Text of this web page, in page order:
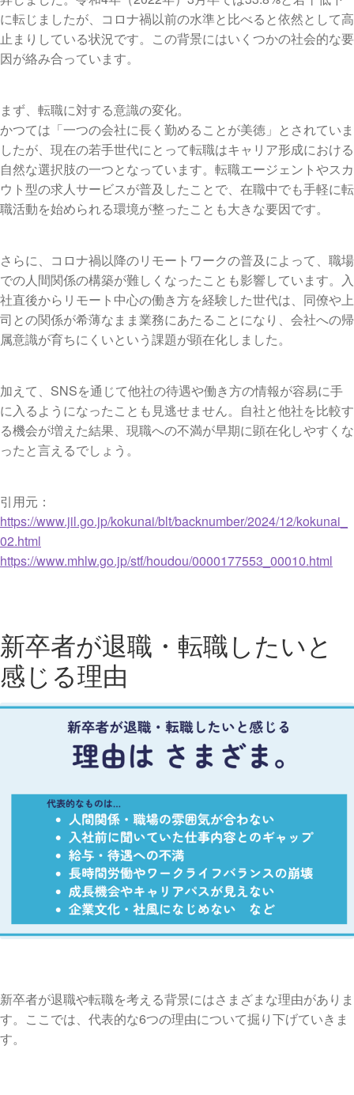
に転じましたが、コロナ禍以前の水準と比べると依然として高
止まりしている状況です。この背景にはいくつかの社会的な要
因が絡み合っています。
まず、転職に対する意識の変化。
かつては「一つの会社に長く勤めることが美徳」とされていま
したが、現在の若手世代にとって転職はキャリア形成における
自然な選択肢の一つとなっています。転職エージェントやスカ
ウト型の求人サービスが普及したことで、在職中でも手軽に転
職活動を始められる環境が整ったことも大きな要因です。
さらに、コロナ禍以降のリモートワークの普及によって、職場
での人間関係の構築が難しくなったことも影響しています。入
社直後からリモート中心の働き方を経験した世代は、同僚や上
司との関係が希薄なまま業務にあたることになり、会社への帰
属意識が育ちにくいという課題が顕在化しました。
加えて、SNSを通じて他社の待遇や働き方の情報が容易に手
に入るようになったことも見逃せません。自社と他社を比較す
る機会が増えた結果、現職への不満が早期に顕在化しやすくな
ったと言えるでしょう。
引用元：
https://www.jil.go.jp/kokunai/blt/backnumber/2024/12/kokunai_
02.html
https://www.mhlw.go.jp/stf/houdou/0000177553_00010.html
新卒者が退職・転職したいと
感じる理由
新卒者が退職や転職を考える背景にはさまざまな理由がありま
す。ここでは、代表的な6つの理由について掘り下げていきま
す。